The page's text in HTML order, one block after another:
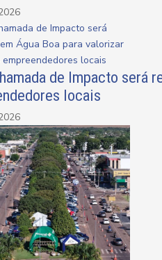
de Impacto será
locais